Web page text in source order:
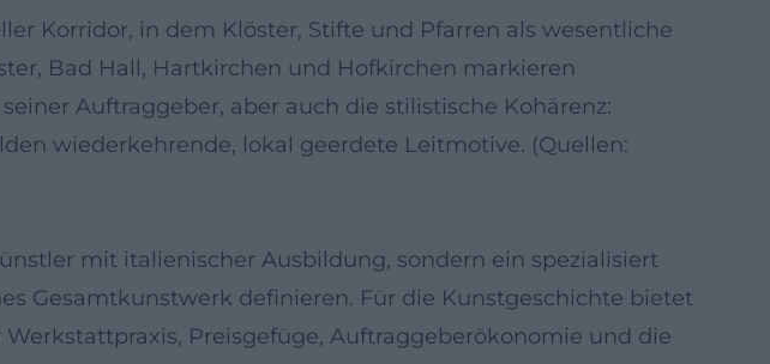
Korridor, in dem Klöster, Stifte und Pfarren als wesentliche
Bad Hall, Hartkirchen und Hofkirchen markieren
Auftraggeber, aber auch die stilistische Kohärenz:
wiederkehrende, lokal geerdete Leitmotive. (Quellen:
mit italienischer Ausbildung, sondern ein spezialisiert
Gesamtkunstwerk definieren. Für die Kunstgeschichte bietet
Preisgefüge, Auftraggeberökonomie und die